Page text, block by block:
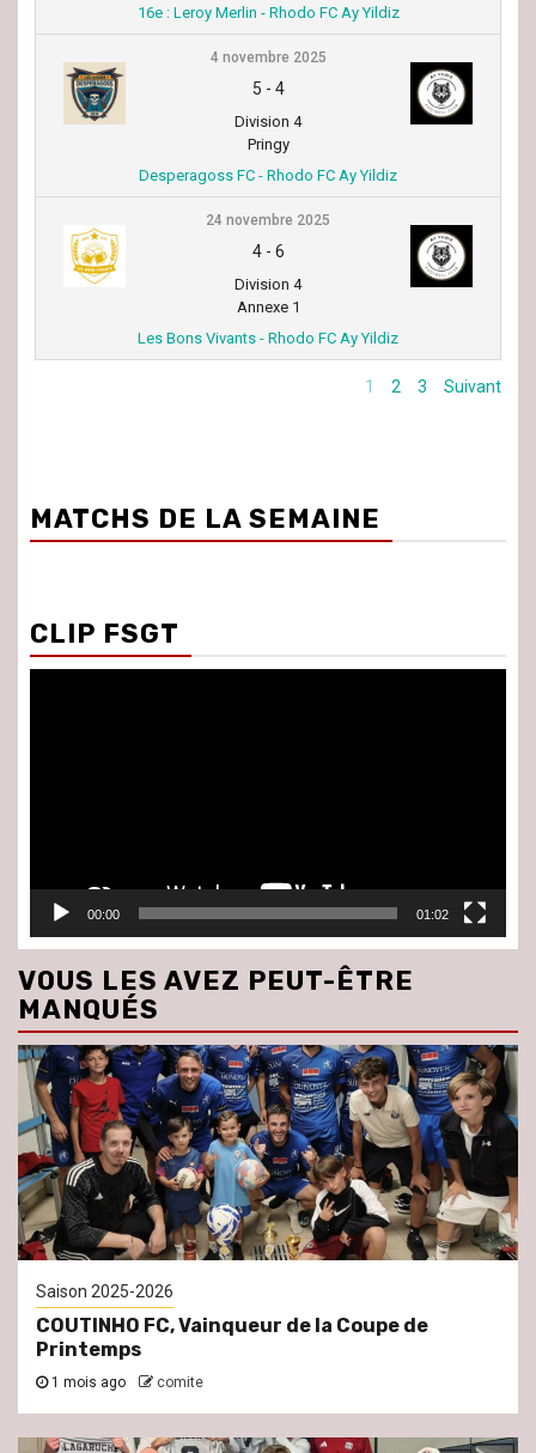
16e : Leroy Merlin - Rhodo FC Ay Yildiz
4 novembre 2025
5 - 4
Division 4
Pringy
Desperagoss FC - Rhodo FC Ay Yildiz
24 novembre 2025
4- 6
Division 4
Annexe 1
Les Bons Vivants - Rhodo FC Ay Yildiz
1 2 3 Suivant
MATCHS DE LA SEMAINE
CLIP FSGT
00:00 01:02
VOUS LES AVEZ PEUT-ÊTRE
MANQUÉS
Saison 2025-2026
COUTINHO FC, Vainqueur de la Coupe de
Printemps
1 mois ago comite